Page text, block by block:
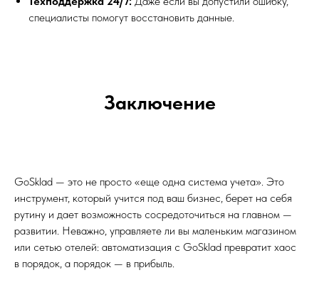
специалисты помогут восстановить данные.
Заключение
GoSklad — это не просто «еще одна система учета». Это
инструмент, который учится под ваш бизнес, берет на себя
рутину и дает возможность сосредоточиться на главном —
развитии. Неважно, управляете ли вы маленьким магазином
или сетью отелей: автоматизация с GoSklad превратит хаос
в порядок, а порядок — в прибыль.